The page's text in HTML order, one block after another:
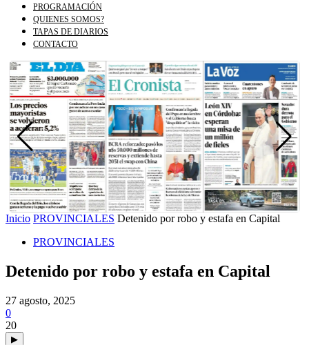
PROGRAMACIÓN
QUIENES SOMOS?
TAPAS DE DIARIOS
CONTACTO
Inicio PROVINCIALES Detenido por robo y estafa en Capital
PROVINCIALES
Detenido por robo y estafa en Capital
27 agosto, 2025
0
20
▶